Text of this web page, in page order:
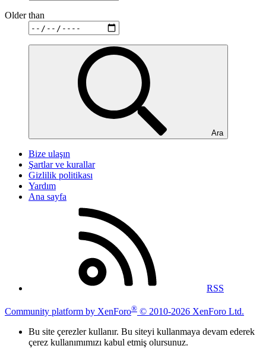
Older than
Ara
Bize ulaşın
Şartlar ve kurallar
Gizlilik politikası
Yardım
Ana sayfa
RSS
Community platform by XenForo® © 2010-2026 XenForo Ltd.
Bu site çerezler kullanır. Bu siteyi kullanmaya devam ederek
çerez kullanımımızı kabul etmiş olursunuz.